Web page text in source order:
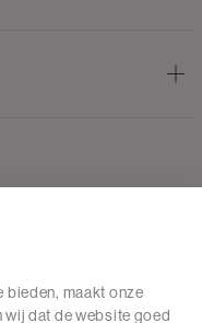
bieden, maakt onze
dat de website goed